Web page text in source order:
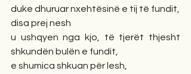
duke dhuruar nxehtësinë e tij të fundit,
disa prej nesh
u ushqyen nga kjo, të tjerët thjesht
shkundën bulën e fundit,
e shumica shkuan për lesh,